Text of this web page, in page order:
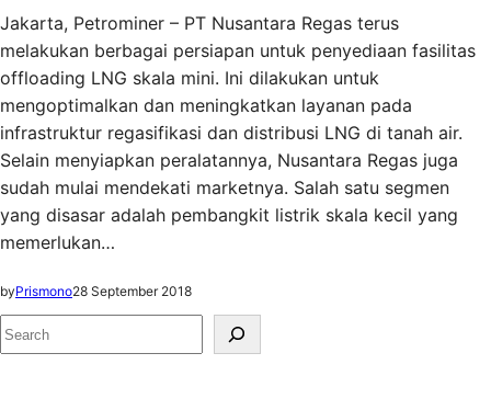
Jakarta, Petrominer – PT Nusantara Regas terus
melakukan berbagai persiapan untuk penyediaan fasilitas
offloading LNG skala mini. Ini dilakukan untuk
mengoptimalkan dan meningkatkan layanan pada
infrastruktur regasifikasi dan distribusi LNG di tanah air.
Selain menyiapkan peralatannya, Nusantara Regas juga
sudah mulai mendekati marketnya. Salah satu segmen
yang disasar adalah pembangkit listrik skala kecil yang
memerlukan…
byPrismono28 September 2018
S
e